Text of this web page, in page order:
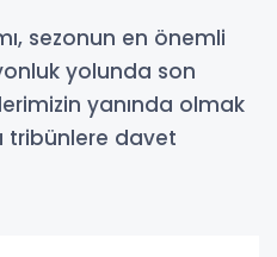
sezonun en önemli
yolunda son
yanında olmak
tribünlere davet